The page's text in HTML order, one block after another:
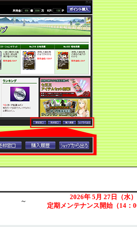
～
2026年 5月 27日（水）
定期メンテナンス開始（14：